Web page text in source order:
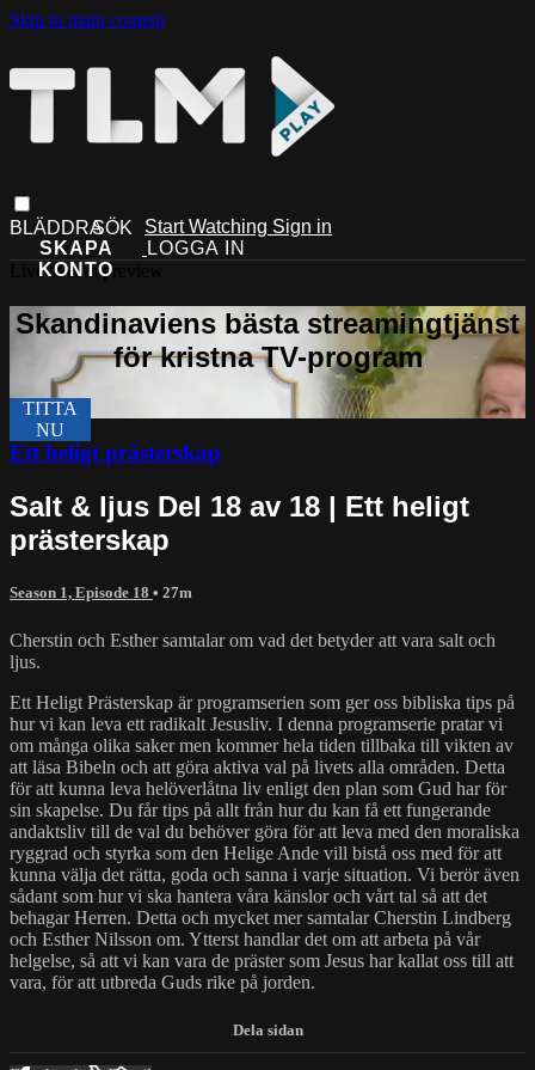
Skip to main content
Start Watching Sign in
Live stream preview
Ett heligt prästerskap
Salt & ljus Del 18 av 18 | Ett heligt
prästerskap
Season 1, Episode 18 • 27m
Cherstin och Esther samtalar om vad det betyder att vara salt och
ljus.
Ett Heligt Prästerskap är programserien som ger oss bibliska tips på
hur vi kan leva ett radikalt Jesusliv. I denna programserie pratar vi
om många olika saker men kommer hela tiden tillbaka till vikten av
att läsa Bibeln och att göra aktiva val på livets alla områden. Detta
för att kunna leva helöverlåtna liv enligt den plan som Gud har för
sin skapelse. Du får tips på allt från hur du kan få ett fungerande
andaktsliv till de val du behöver göra för att leva med den moraliska
ryggrad och styrka som den Helige Ande vill bistå oss med för att
kunna välja det rätta, goda och sanna i varje situation. Vi berör även
sådant som hur vi ska hantera våra känslor och vårt tal så att det
behagar Herren. Detta och mycket mer samtalar Cherstin Lindberg
och Esther Nilsson om. Ytterst handlar det om att arbeta på vår
helgelse, så att vi kan vara de präster som Jesus har kallat oss till att
vara, för att utbreda Guds rike på jorden.